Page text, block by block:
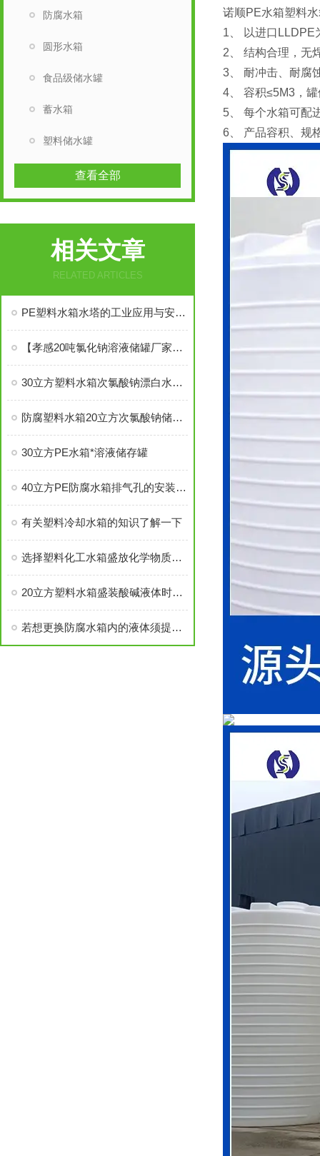
防腐水箱
圆形水箱
食品级储水罐
蓄水箱
塑料储水罐
查看全部
相关文章
RELATED ARTICLES
PE塑料水箱水塔的工业应用与安全维护
【孝感20吨氯化钠溶液储罐厂家20立方氯化钠溶液储罐报价】图片
30立方塑料水箱次氯酸钠漂白水储存罐
防腐塑料水箱20立方次氯酸钠储存罐
30立方PE水箱*溶液储存罐
40立方PE防腐水箱排气孔的安装要求
有关塑料冷却水箱的知识了解一下
选择塑料化工水箱盛放化学物质有哪些好处
20立方塑料水箱盛装酸碱液体时需注意事项
若想更换防腐水箱内的液体须提前测试更换品种是否符合存储环境
诺顺PE水箱塑
1、 以进口
2、 结构合理，
3、 耐冲击、耐
4、 容积≤5M3，
5、 每个水箱可
6、 产品容积、规